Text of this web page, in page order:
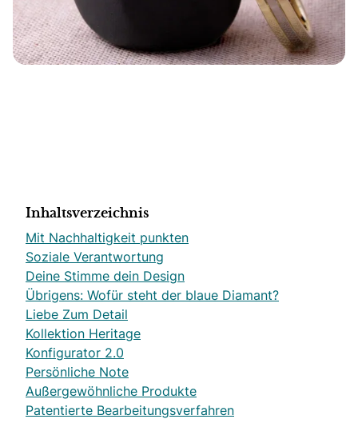
Inhaltsverzeichnis
Mit Nachhaltigkeit punkten
Soziale Verantwortung
Deine Stimme dein Design
Übrigens: Wofür steht der blaue Diamant?
Liebe Zum Detail
Kollektion Heritage
Konfigurator 2.0
Persönliche Note
Außergewöhnliche Produkte
Patentierte Bearbeitungsverfahren